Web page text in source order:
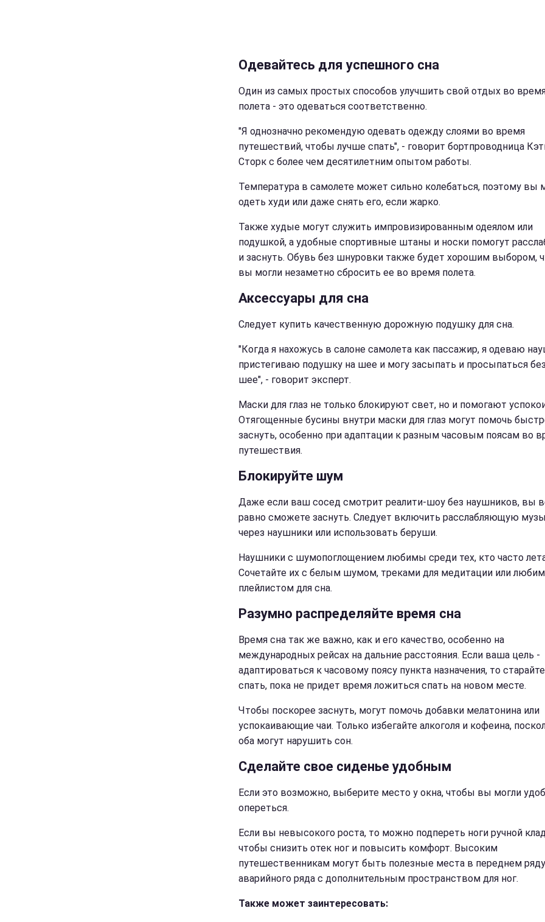
Одевайтесь для успешного сна
Один из самых простых способов улучшить свой отдых во
полета - это одеваться соответственно.
"Я однозначно рекомендую одевать одежду слоями во время
путешествий, чтобы лучше спать", - говорит бортпроводница
Сторк с более чем десятилетним опытом работы.
Температура в самолете может сильно колебаться, поэтому вы
одеть худи или даже снять его, если жарко.
Также худые могут служить импровизированным одеялом или
подушкой, а удобные спортивные штаны и носки помогут
и заснуть. Обувь без шнуровки также будет хорошим выбором,
вы могли незаметно сбросить ее во время полета.
Аксессуары для сна
Следует купить качественную дорожную подушку для сна.
"Когда я нахожусь в салоне самолета как пассажир, я одеваю
пристегиваю подушку на шее и могу засыпать и просыпаться
шее", - говорит эксперт.
Маски для глаз не только блокируют свет, но и помогают
Отягощенные бусины внутри маски для глаз могут помочь
заснуть, особенно при адаптации к разным часовым поясам во
путешествия.
Блокируйте шум
Даже если ваш сосед смотрит реалити-шоу без наушников, вы
равно сможете заснуть. Следует включить расслабляющую
через наушники или использовать беруши.
Наушники с шумопоглощением любимы среди тех, кто часто
Сочетайте их с белым шумом, треками для медитации или
плейлистом для сна.
Разумно распределяйте время сна
Время сна так же важно, как и его качество, особенно на
международных рейсах на дальние расстояния. Если ваша цель -
адаптироваться к часовому поясу пункта назначения, то
спать, пока не придет время ложиться спать на новом месте.
Чтобы поскорее заснуть, могут помочь добавки мелатонина или
успокаивающие чаи. Только избегайте алкоголя и кофеина,
оба могут нарушить сон.
Сделайте свое сиденье удобным
Если это возможно, выберите место у окна, чтобы вы могли
опереться.
Если вы невысокого роста, то можно подпереть ноги ручной
чтобы снизить отек ног и повысить комфорт. Высоким
путешественникам могут быть полезные места в переднем
аварийного ряда с дополнительным пространством для ног.
Также может заинтересовать: